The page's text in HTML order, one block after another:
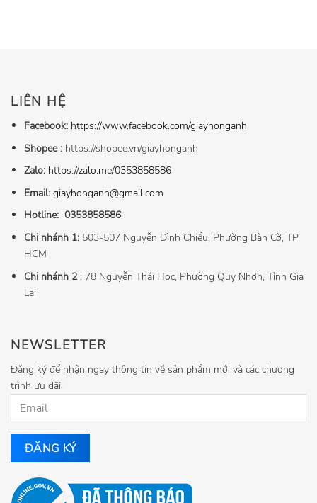
NEWSLETTER
Đăng ký để nhận ngay thông tin về sản phẩm mới và các chương
trình ưu đãi!
LIÊN HỆ
Facebook: https://www.facebook.com/giayhonganh
Shopee : https://shopee.vn/giayhonganh
Zalo: https://zalo.me/0353858586
Email: giayhonganh@gmail.com
Hotline: 0353858586
Chi nhánh 1: 503-507 Nguyễn Đình Chiểu, Phường Bàn Cờ, TP
HCM
Chi nhánh 2: 78 Nguyễn Thái Học, Phường Quy Nhơn, Tỉnh Gia
Lai